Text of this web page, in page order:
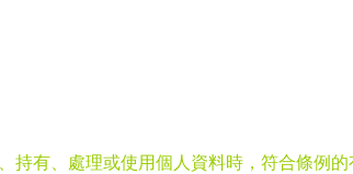
持有、處理或使用個人資料時，符合條例